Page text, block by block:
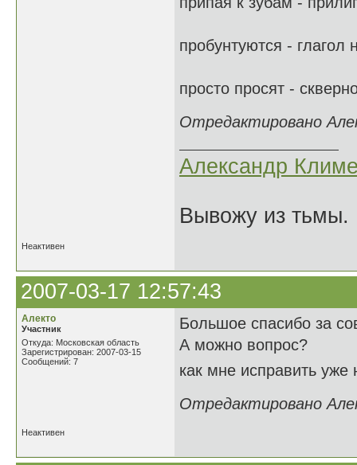
пробунтуются - глагол
просто просят -
Отредактировано
Александр
Вывожу из тьмы.
Неактивен
2007-03-17 12:57:43
Алекто
Участник
Откуда: Московская область
Зарегистрирован: 2007-03-15
Сообщений: 7
Большое спасибо за
А можно вопрос?
как мне исправить уже
Отредактировано
Неактивен